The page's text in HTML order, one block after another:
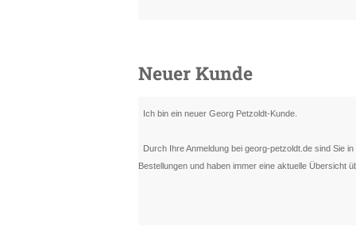
Neuer Kunde
Ich bin ein neuer Georg Petzoldt-Kunde.
Durch Ihre Anmeldung bei georg-petzoldt.de sind Sie
Bestellungen und haben immer eine aktuelle Übersicht